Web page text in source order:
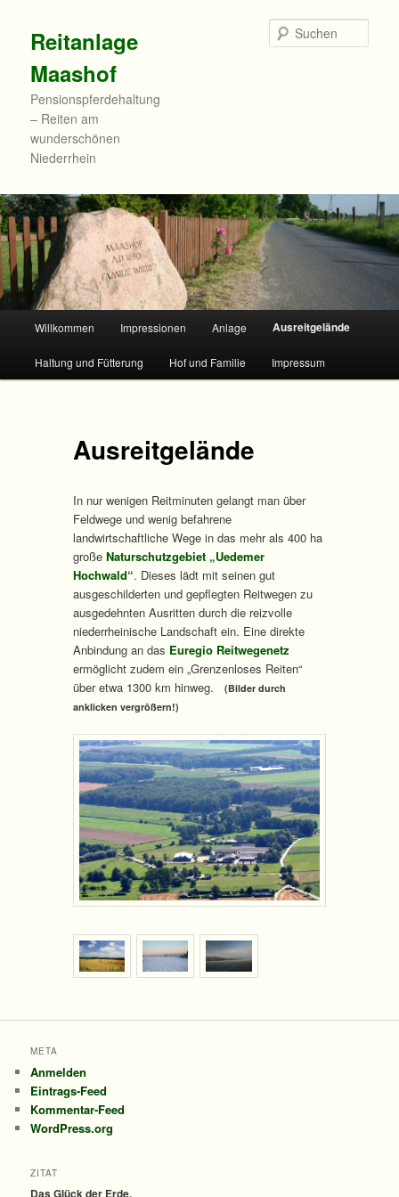
springen
Reitanlage
Maashof
Pensionspferdehaltung
– Reiten am
wunderschönen
Niederrhein
Willkommen Impressionen Anlage Ausreitgelände
Haltung und Fütterung Hof und Familie Impressum
Ausreitgelände
In nur wenigen Reitminuten gelangt man über
Feldwege und wenig befahrene
landwirtschaftliche Wege in das mehr als 400 ha
große Naturschutzgebiet „Uedemer
Hochwald“. Dieses lädt mit seinen gut
ausgeschilderten und gepflegten Reitwegen zu
ausgedehnten Ausritten durch die reizvolle
niederrheinische Landschaft ein. Eine direkte
Anbindung an das Euregio Reitwegenetz
ermöglicht zudem ein „Grenzenloses Reiten“
über etwa 1300 km hinweg.
(Bilder durch
anklicken vergrößern!)
META
Anmelden
Eintrags-Feed
Kommentar-Feed
WordPress.org
ZITAT
Das Glück der Erde,